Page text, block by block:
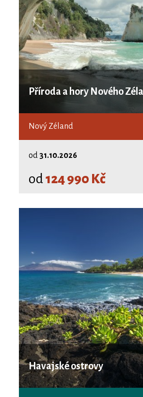
Příroda a hory Nového
Nový Zéland
od 31.10.2026
od124 990 Kč
Havajské ostrovy